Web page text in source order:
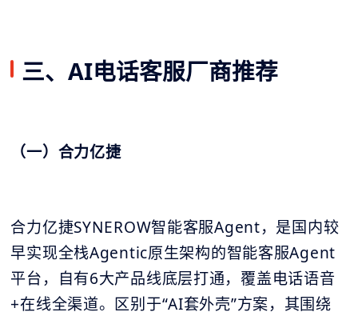
三、AI电话客服厂商推荐
（一）合力亿捷
合力亿捷SYNEROW智能客服Agent，是国内较
早实现全栈Agentic原生架构的智能客服Agent
平台，自有6大产品线底层打通，覆盖电话语音
+在线全渠道。区别于“AI套外壳”方案，其围绕